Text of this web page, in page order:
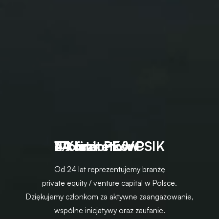
24 lata
176 członków
49 firm PE/VC
6 komitetów PSIK
Od 24 lat reprezentujemy branżę
private equity / venture capital w Polsce.
Dziękujemy członkom za aktywne zaangażowanie,
wspólne inicjatywy oraz zaufanie.